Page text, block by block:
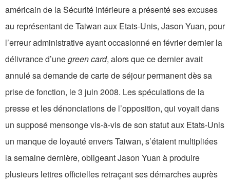
américain de la Sécurité intérieure a présenté ses excuses
au représentant de Taiwan aux Etats-Unis, Jason Yuan, pour
l’erreur administrative ayant occasionné en février dernier la
délivrance d’unegreen card, alors que ce dernier avait
annulé sa demande de carte de séjour permanent dès sa
prise de fonction, le 3 juin 2008. Les spéculations de la
presse et les dénonciations de l’opposition, qui voyait dans
un supposé mensonge vis-à-vis de son statut aux Etats-Unis
un manque de loyauté envers Taiwan, s’étaient multipliées
la semaine dernière, obligeant Jason Yuan à produire
plusieurs lettres officielles retraçant ses démarches auprès